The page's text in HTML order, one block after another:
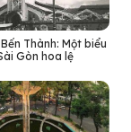
Thành: Một biểu
Gòn hoa lệ